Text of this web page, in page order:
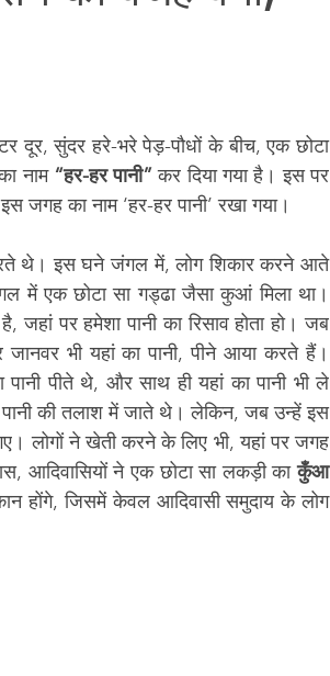
दूर, सुंदर हरे-भरे पेड़-पौधों के बीच, एक छोटा
नाम “हर-हर पानी” कर दिया गया है। इस पर
जगह का नाम ‘हर-हर पानी’ रखा गया।
थे। इस घने जंगल में, लोग शिकार करने आते
एक छोटा सा गड्ढा जैसा कुआं मिला था।
जहां पर हमेशा पानी का रिसाव होता हो। जब
भी यहां का पानी, पीने आया करते हैं।
पीते थे, और साथ ही यहां का पानी भी ले
की तलाश में जाते थे। लेकिन, जब उन्हें इस
लोगों ने खेती करने के लिए भी, यहां पर जगह
आदिवासियों ने एक छोटा सा लकड़ी का कुँआ
होंगे, जिसमें केवल आदिवासी समुदाय के लोग